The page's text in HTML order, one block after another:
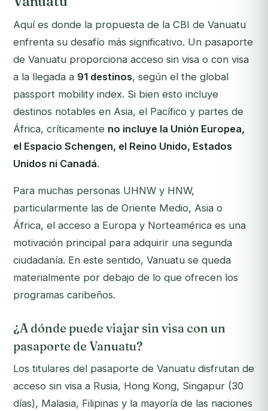
Aquí es donde la propuesta de la CBI de Vanuatu
enfrenta su desafío más significativo. Un pasaporte
de Vanuatu proporciona acceso sin visa o con visa
a la llegada a 91 destinos, según el the global
passport mobility index. Si bien esto incluye
destinos notables en Asia, el Pacífico y partes de
África, críticamente no incluye la Unión Europea,
el Espacio Schengen, el Reino Unido, Estados
Unidos ni Canadá.
Para muchas personas UHNW y HNW,
particularmente las de Oriente Medio, Asia o
África, el acceso a Europa y Norteamérica es una
motivación principal para adquirir una segunda
ciudadanía. En este sentido, Vanuatu se queda
materialmente por debajo de lo que ofrecen los
programas caribeños.
¿A dónde puede viajar sin visa con un
pasaporte de Vanuatu?
Los titulares del pasaporte de Vanuatu disfrutan de
acceso sin visa a Rusia, Hong Kong, Singapur (30
días), Malasia, Filipinas y la mayoría de las naciones